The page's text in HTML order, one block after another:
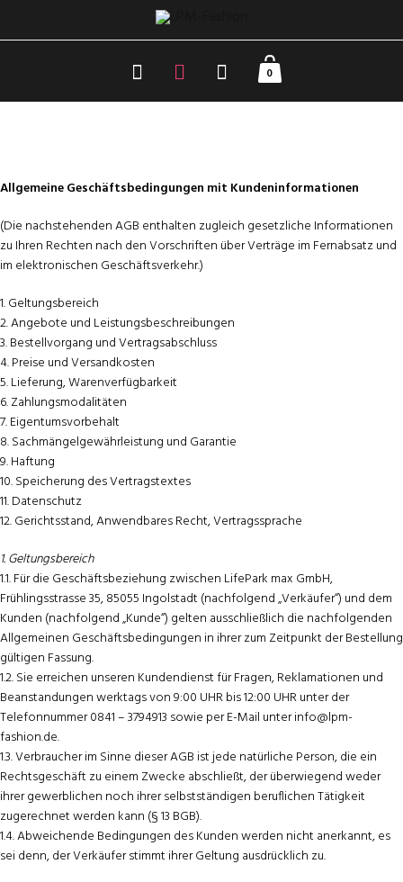
0
Allgemeine Geschäftsbedingungen mit Kundeninformationen
(Die nachstehenden AGB enthalten zugleich gesetzliche Informationen
zu Ihren Rechten nach den Vorschriften über Verträge im Fernabsatz und
im elektronischen Geschäftsverkehr.)
1. Geltungsbereich
2. Angebote und Leistungsbeschreibungen
3. Bestellvorgang und Vertragsabschluss
4. Preise und Versandkosten
5. Lieferung, Warenverfügbarkeit
6. Zahlungsmodalitäten
7. Eigentumsvorbehalt
8. Sachmängelgewährleistung und Garantie
9. Haftung
10. Speicherung des Vertragstextes
11. Datenschutz
12. Gerichtsstand, Anwendbares Recht, Vertragssprache
1. Geltungsbereich
1.1. Für die Geschäftsbeziehung zwischen LifePark max GmbH,
Frühlingsstrasse 35, 85055 Ingolstadt (nachfolgend „Verkäufer“) und dem
Kunden (nachfolgend „Kunde“) gelten ausschließlich die nachfolgenden
Allgemeinen Geschäftsbedingungen in ihrer zum Zeitpunkt der Bestellung
gültigen Fassung.
1.2. Sie erreichen unseren Kundendienst für Fragen, Reklamationen und
Beanstandungen werktags von 9:00 UHR bis 12:00 UHR unter der
Telefonnummer 0841 – 3794913 sowie per E-Mail unter info@lpm-
fashion.de.
1.3. Verbraucher im Sinne dieser AGB ist jede natürliche Person, die ein
Rechtsgeschäft zu einem Zwecke abschließt, der überwiegend weder
ihrer gewerblichen noch ihrer selbstständigen beruflichen Tätigkeit
zugerechnet werden kann (§ 13 BGB).
1.4. Abweichende Bedingungen des Kunden werden nicht anerkannt, es
sei denn, der Verkäufer stimmt ihrer Geltung ausdrücklich zu.